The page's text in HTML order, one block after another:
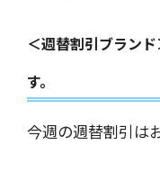
＜週替割引ブラン
す。
今週の週替割引は